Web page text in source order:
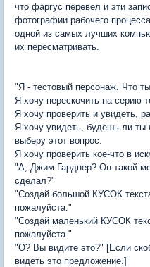
что фаргус перевел и эти
фотографии рабочего
одной из самых лучших
их пересматривать.
"Я - тестовый персонаж. Что
Я хочу перескочить на серию
Я хочу проверить и увидеть,
Я хочу увидеть, будешь ли ты
выберу этот вопрос.
Я хочу проверить кое-что в
"А, Джим Гарднер? Он такой
сделал?"
"Создай большой КУСОК
пожалуйста."
"Создай маленький КУСОК
пожалуйста."
"О? Вы видите это?" [Если
видеть это предложение.]